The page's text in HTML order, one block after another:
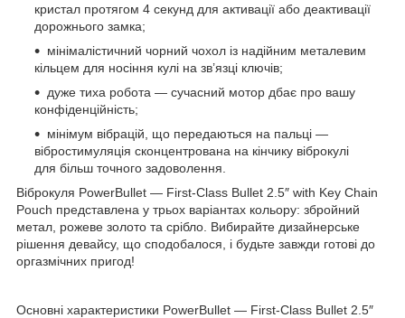
кристал протягом 4 секунд для активації або деактивації
дорожнього замка;
мінімалістичний чорний чохол із надійним металевим
кільцем для носіння кулі на зв’язці ключів;
дуже тиха робота — сучасний мотор дбає про вашу
конфіденційність;
мінімум вібрацій, що передаються на пальці —
вібростимуляція сконцентрована на кінчику віброкулі
для більш точного задоволення.
Віброкуля PowerBullet — First-Class Bullet 2.5″ with Key Chain
Pouch представлена ​​у трьох варіантах кольору: збройний
метал, рожеве золото та срібло. Вибирайте дизайнерське
рішення девайсу, що сподобалося, і будьте завжди готові до
оргазмічних пригод!
Основні характеристики PowerBullet — First-Class Bullet 2.5″